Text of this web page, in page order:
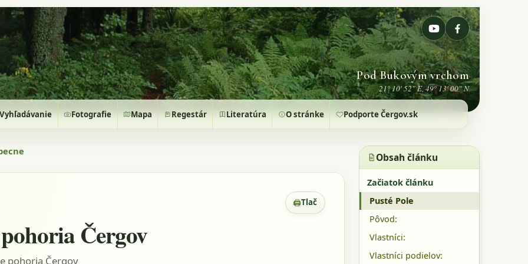
Pod Bukovým vrchom
21° 10' 52" E, 49° 13' 00" N
Vyhľadávanie Fotografie Mapa Regestár Literatúra O stránke Podporte Čergov.sk
🖨Tlač
Zobrazenie pre tlač
Čergov
pohoria Čergov
Obsah článku
Začiatok článku
Pusté Pole
Pôvod:
Vlastníci:
Vlastníci podielov: